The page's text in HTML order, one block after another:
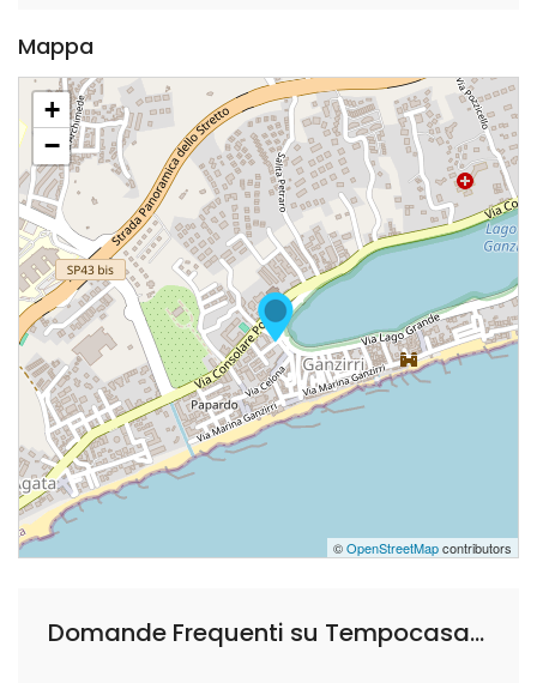
Mappa
+
−
©OpenStreetMapcontributors
Domande Frequenti su Tempocasa Messina Riviera Nord